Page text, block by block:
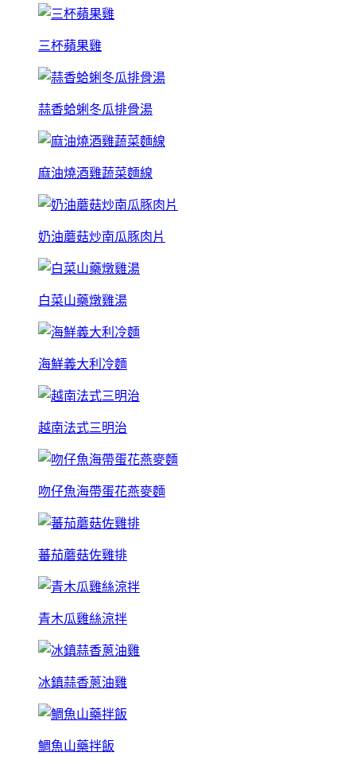
三杯蘋果雞
蒜香蛤蜊冬瓜排骨湯
麻油燒酒雞蔬菜麵線
奶油蘑菇炒南瓜豚肉片
白菜山藥燉雞湯
海鮮義大利冷麵
越南法式三明治
吻仔魚海帶蛋花燕麥麵
蕃茄蘑菇佐雞排
青木瓜雞絲涼拌
冰鎮蒜香蔥油雞
鯛魚山藥拌飯